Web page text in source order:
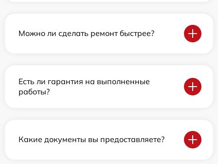
Можно ли сделать ремонт быстрее?
Есть ли гарантия на выполненные
работы?
Какие документы вы предоставляете?